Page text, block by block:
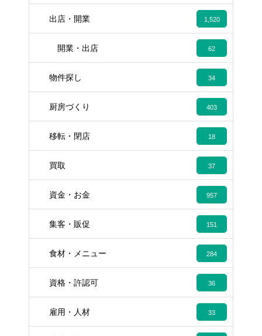
出店・開業 1,520
開業・出店 62
物件探し 34
厨房づくり 403
移転・閉店 18
買取 37
資金・お金 957
集客・販促 151
食材・メニュー 284
資格・許認可 36
雇用・人材 33